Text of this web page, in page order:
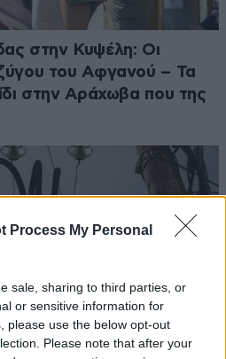
Process My Personal
sale, sharing to third parties, or
or sensitive information for
please use the below opt-out
Please note that after your
στην Κυψέλη: Οι
του Αφγανού – Τα
στην Αράχωβα που της